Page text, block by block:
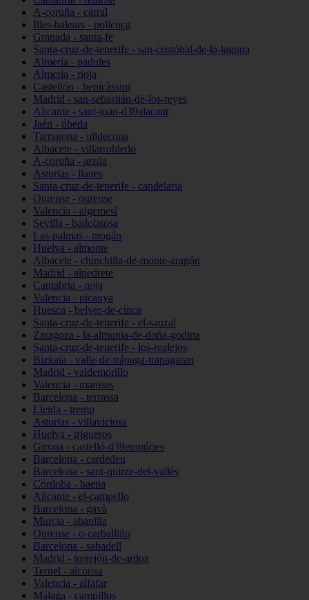
A-coruña - carral
Illes-balears - pollença
Granada - santa-fe
Santa-cruz-de-tenerife - san-cristóbal-de-la-laguna
Almería - padules
Almería - rioja
Castellón - benicàssim
Madrid - san-sebastián-de-los-reyes
Alicante - sant-joan-d39alacant
Jaén - úbeda
Tarragona - ulldecona
Albacete - villarrobledo
A-coruña - arzúa
Asturias - llanes
Santa-cruz-de-tenerife - candelaria
Ourense - ourense
Valencia - algemesí
Sevilla - badolatosa
Las-palmas - mogán
Huelva - almonte
Albacete - chinchilla-de-monte-aragón
Madrid - alpedrete
Cantabria - noja
Valencia - picanya
Huesca - belver-de-cinca
Santa-cruz-de-tenerife - el-sauzal
Zaragoza - la-almunia-de-doña-godina
Santa-cruz-de-tenerife - los-realejos
Bizkaia - valle-de-trápaga-trapagaran
Madrid - valdemorillo
Valencia - manises
Barcelona - terrassa
Lleida - tremp
Asturias - villaviciosa
Huelva - trigueros
Girona - castelló-d39empúries
Barcelona - cardedeu
Barcelona - sant-quirze-del-vallès
Córdoba - baena
Alicante - el-campello
Barcelona - gavà
Murcia - abanilla
Ourense - o-carballiño
Barcelona - sabadell
Madrid - torrejón-de-ardoz
Teruel - alcorisa
Valencia - alfafar
Málaga - campillos